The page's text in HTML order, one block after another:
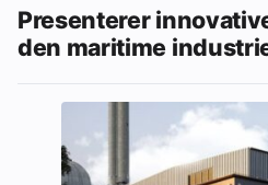
Presenterer
den maritime